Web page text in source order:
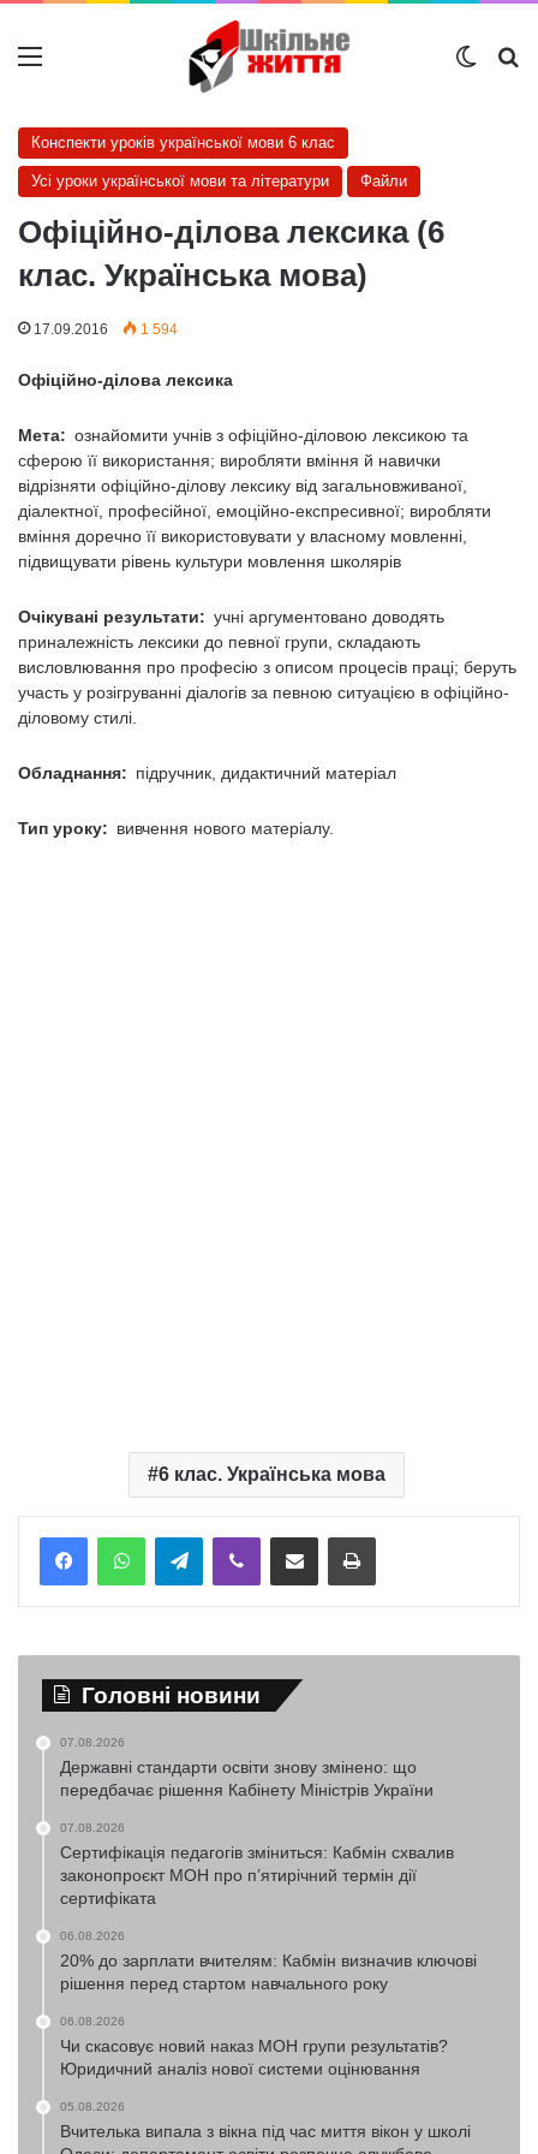
Меню
Конспекти уроків української мови 6 клас
Усі уроки української мови та літератури Файли
Офіційно-ділова лексика (6
клас. Українська мова)
17.09.2016 1 594
Офіційно-ділова лексика
Мета: ознайомити учнів з офіційно-діловою лексикою та
сферою її використання; виробляти вміння й навички
відрізняти офіційно-ділову лексику від загальновживаної,
діалектної, професійної, емоційно-експресивної; виробляти
вміння доречно її використовувати у власному мовленні,
підвищувати рівень культури мовлення школярів
Очікувані результати: учні аргументовано доводять
приналежність лексики до певної групи, складають
висловлювання про професію з описом процесів праці; беруть
участь у розігруванні діалогів за певною ситуацією в офіційно-
діловому стилі.
Обладнання: підручник, дидактичний матеріал
Тип уроку: вивчення нового матеріалу.
6 клас. Українська мова
TelegramViber Надіслати електронною поштоюНадрукувати
Головні новини
07.08.2026
Державні стандарти освіти знову змінено: що
передбачає рішення Кабінету Міністрів України
07.08.2026
Сертифікація педагогів зміниться: Кабмін схвалив
законопроєкт МОН про п’ятирічний термін дії
сертифіката
06.08.2026
20% до зарплати вчителям: Кабмін визначив ключові
рішення перед стартом навчального року
06.08.2026
Чи скасовує новий наказ МОН групи результатів?
Юридичний аналіз нової системи оцінювання
05.08.2026
Вчителька випала з вікна під час миття вікон у школі